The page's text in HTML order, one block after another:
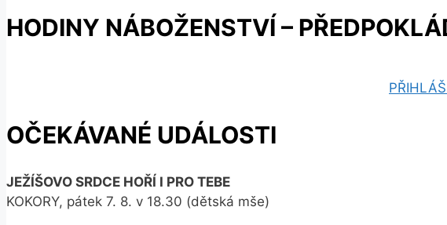
HODINY NÁBOŽENSTVÍ –
OČEKÁVANÉ UDÁLOSTI
JEŽÍŠOVO SRDCE HOŘÍ I PRO TEBE
KOKORY, pátek 7. 8. v 18.30 (dětská mše)